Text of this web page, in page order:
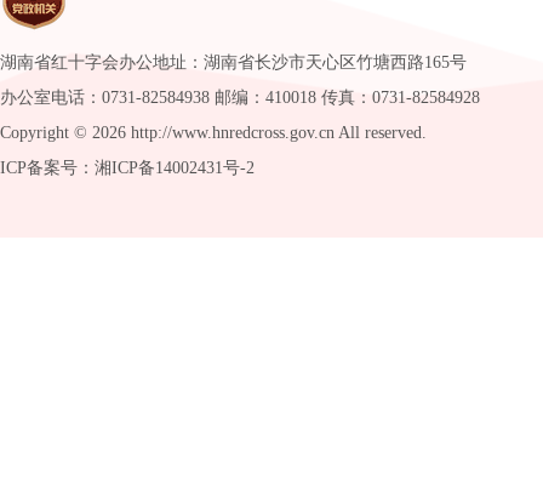
湖南省红十字会办公地址：湖南省长沙市天心区竹塘西路165号
办公室电话：0731-82584938 邮编：410018 传真：0731-82584928
Copyright © 2026 http://www.hnredcross.gov.cn All reserved.
ICP备案号：湘ICP备14002431号-2